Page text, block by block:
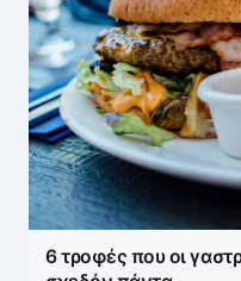
6 τροφές που οι